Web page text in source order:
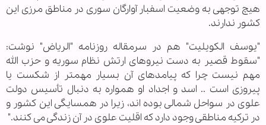
هیچ توجهی به وضعیت اسفبار آوارگان سوری در مناطق مرزی این
کشور ندارند.
"یوسف الکویلیت" هم در سرمقاله روزنامه "الریاض" نوشت:
"سقوط قصیر به دست نیروهای ارتش نظام سوریه و حزب الله
مهم نیست چرا که پیامدهای آن بسیار مهمتر از شکست یا
پیروزی است .. اسد و اجداد او همواره به دنبال تأسیس دولت
علوی در سواحل شمالی بوده اند، زیرا در همسایگی این کشور و
در ترکیه مناطقی وجود دارد که اقلیت علوی در آن زندگی می کنند."